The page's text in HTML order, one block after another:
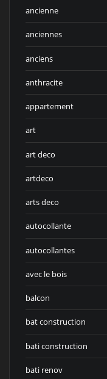
ancienne
anciennes
anciens
anthracite
appartement
art
art deco
artdeco
arts deco
autocollante
autocollantes
avec le bois
balcon
bat construction
bati construction
bati renov